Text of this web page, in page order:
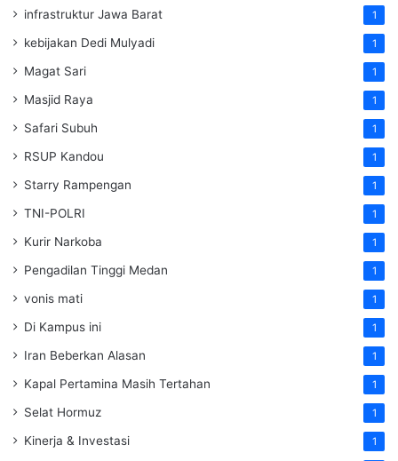
infrastruktur Jawa Barat 1
kebijakan Dedi Mulyadi 1
Magat Sari 1
Masjid Raya 1
Safari Subuh 1
RSUP Kandou 1
Starry Rampengan 1
TNI-POLRI 1
Kurir Narkoba 1
Pengadilan Tinggi Medan 1
vonis mati 1
Di Kampus ini 1
Iran Beberkan Alasan 1
Kapal Pertamina Masih Tertahan 1
Selat Hormuz 1
Kinerja & Investasi 1